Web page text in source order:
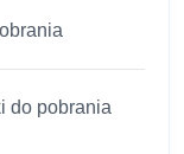
do pobrania